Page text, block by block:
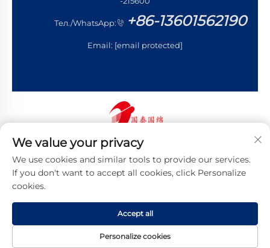
Тел./WhatsApp: +86-13601562190
Email: [email protected]
Авторские права © 2026 Цзянсу Готай Гоминь
Трейдинг Ко., Лтд. Все права защищены
Политика конфиденциальности
We value your privacy
We use cookies and similar tools to provide our services.
If you don't want to accept all cookies, click Personalize
cookies.
Personalize cookies
Accept all